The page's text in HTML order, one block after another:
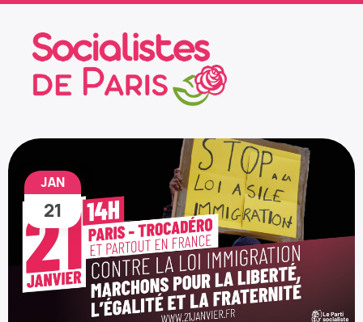
JAN
21